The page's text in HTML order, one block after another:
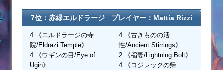
7位：赤緑エルドラージ プレイヤー：Mattia Rizzi
4:《エルドラージの寺
院/Eldrazi Temple》
4:《ウギンの目/Eye of
Ugin》
4:《古きものの活
性/Ancient Stirrings》
2:《稲妻/Lightning Bolt》
4:《コジレックの帰